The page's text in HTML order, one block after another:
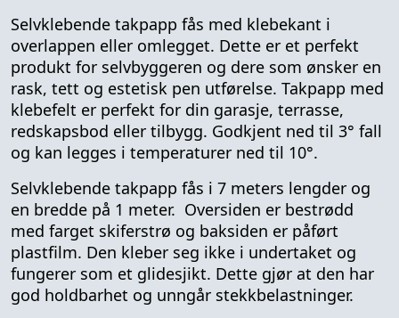
Selvklebende takpapp fås med klebekant i
overlappen eller omlegget. Dette er et perfekt
produkt for selvbyggeren og dere som ønsker en
rask, tett og estetisk pen utførelse. Takpapp med
klebefelt er perfekt for din garasje, terrasse,
redskapsbod eller tilbygg. Godkjent ned til 3° fall
og kan legges i temperaturer ned til 10°.
Selvklebende takpapp fås i 7 meters lengder og
en bredde på 1 meter. Oversiden er bestrødd
med farget skiferstrø og baksiden er påført
plastfilm. Den kleber seg ikke i undertaket og
fungerer som et glidesjikt. Dette gjør at den har
god holdbarhet og unngår stekkbelastninger.